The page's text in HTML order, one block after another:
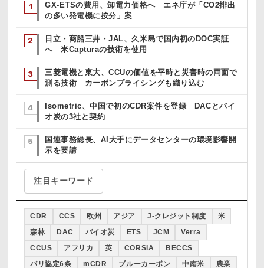
GX-ETSの費用、卸電力価格へ エネ庁が「CO2排出
の多い発電機に按分」案
日立・商船三井・JAL、久米島で国内初のDOC実証
へ 米Capturaの技術を使用
三菱電機と東大、CCUの価値を平時と災害時の両面で
測る技術 カーボンプライシングも織り込む
Isometric、中国で初のCDR案件を登録 DACとバイ
オ炭の3社と契約
国連事務総長、AI大手にデータセンターの環境影響開
示を要請
注目キーワード
CDR CCS 欧州 アジア J-クレジット制度 米
森林 DAC バイオ炭 ETS JCM Verra
CCUS アフリカ 英 CORSIA BECCS
パリ協定6条 mCDR ブルーカーボン 中南米 農業